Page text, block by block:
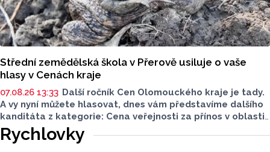
Střední zemědělská škola v Přerově usiluje o vaše
hlasy v Cenách kraje
07.08.26 13:33 Další ročník Cen Olomouckého kraje je tady.
A vy nyní můžete hlasovat, dnes vám představíme dalšího
kanditáta z kategorie: Cena veřejnosti za přínos v oblasti
životního prostředí. Toto je Střední zemědělská škola
v Přerově, která má nominaci v kategorii: Významný počin
Rychlovky